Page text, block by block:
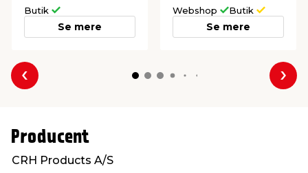
Butik
Se mere
Webshop Butik
Se mere
Forrige
Producent
CRH Products A/S